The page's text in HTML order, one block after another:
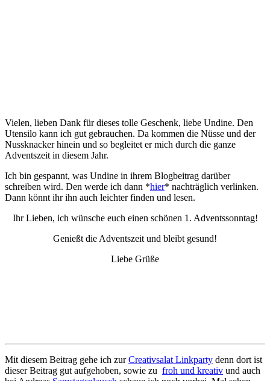
Vielen, lieben Dank für dieses tolle Geschenk, liebe Undine. Den
Utensilo kann ich gut gebrauchen. Da kommen die Nüsse und der
Nussknacker hinein und so begleitet er mich durch die ganze
Adventszeit in diesem Jahr.
Ich bin gespannt, was Undine in ihrem Blogbeitrag darüber
schreiben wird. Den werde ich dann *hier* nachträglich verlinken.
Dann könnt ihr ihn auch leichter finden und lesen.
Ihr Lieben, ich wünsche euch einen schönen 1. Adventssonntag!
Genießt die Adventszeit und bleibt gesund!
Liebe Grüße
Mit diesem Beitrag gehe ich zurCreativsalat Linkparty denn dort ist
dieser Beitrag gut aufgehoben, sowie zu froh und kreativ und auch